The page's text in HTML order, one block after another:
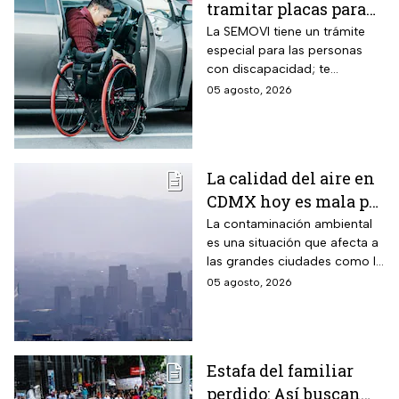
tramitar placas para
automovilistas con
discapacidad en
CDMX durante 2026
La SEMOVI tiene un trámite
especial para las personas
con discapacidad; te
contamos todo lo que
05 agosto, 2026
La calidad del aire en
CDMX hoy es mala por
partículas PM10;
¿habrá Doble Hoy No
Circula?
La contaminación ambiental
es una situación que afecta a
las grandes ciudades como la
CDMX y cuando los niveles
05 agosto, 2026
Estafa del familiar
perdido: Así buscan